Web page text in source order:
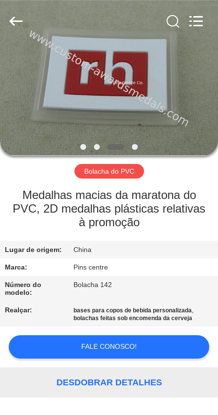
CASA
PRODUTOS
SOBRE
NÓS
EXCURSÃO
FÁBRICA
QUALIDADE
CONTACTE-
NOTÍCIA
CASOS
All
Rights
ECER
Bolacha do PVC
Medalhas macias da maratona do
PVC, 2D medalhas plásticas relativas
à promoção
Lugar de origem: China
Marca: Pins centre
Número do
modelo:
Bolacha 142
Realçar: bases para copos de bebida personalizada,
bolachas feitas sob encomenda da cerveja
FALE CONOSCO!
DESDOBRAR DETALHES